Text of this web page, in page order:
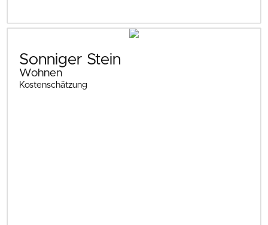
Sonniger Stein
Wohnen
Kostenschätzung